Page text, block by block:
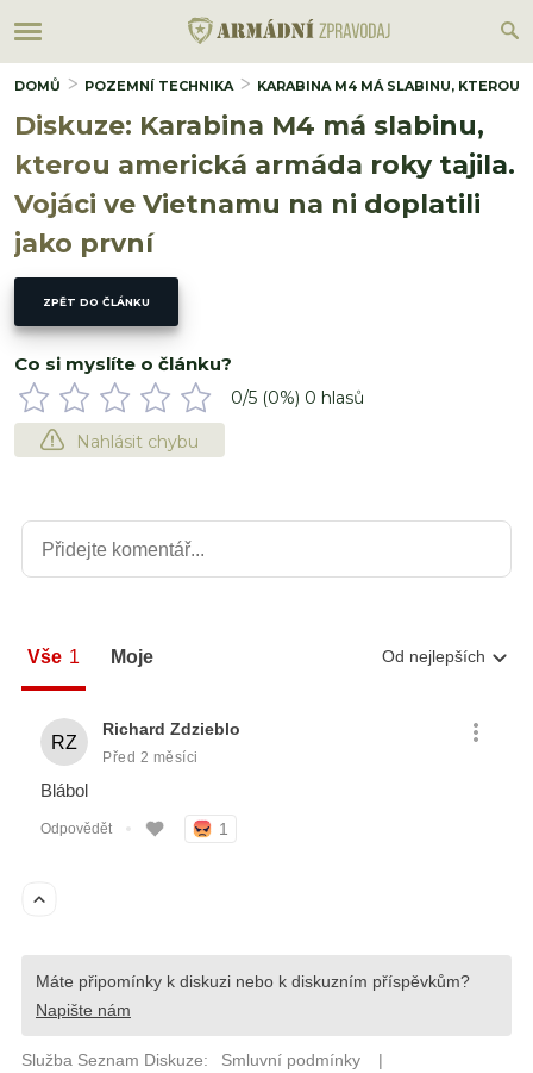
DOMŮ POZEMNÍ TECHNIKA KARABINA M4 MÁ SLABINU, KTEROU
Diskuze: Karabina M4 má slabinu,
kterou americká armáda roky tajila.
Vojáci ve Vietnamu na ni doplatili
jako první
ZPĚT DO ČLÁNKU
Co si myslíte o článku?
0/5 (0%) 0 hlasů
Nahlásit chybu